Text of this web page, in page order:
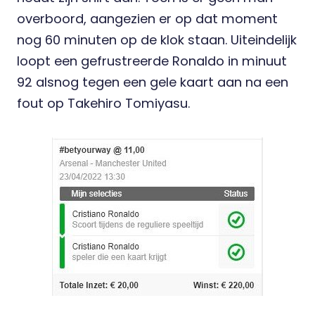
overboord, aangezien er op dat moment
nog 60 minuten op de klok staan. Uiteindelijk
loopt een gefrustreerde Ronaldo in minuut
92 alsnog tegen een gele kaart aan na een
fout op Takehiro Tomiyasu.